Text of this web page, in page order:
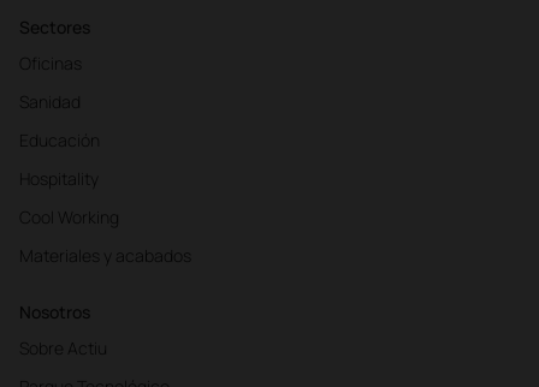
Sectores
Oficinas
Sanidad
Educación
Hospitality
Cool Working
Materiales y acabados
Nosotros
Sobre Actiu